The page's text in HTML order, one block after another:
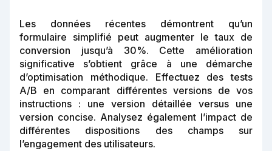
Les données récentes démontrent qu’un
formulaire simplifié peut augmenter le taux de
conversion jusqu’à 30%. Cette amélioration
significative s’obtient grâce à une démarche
d’optimisation méthodique. Effectuez des tests
A/B en comparant différentes versions de vos
instructions : une version détaillée versus une
version concise. Analysez également l’impact de
différentes dispositions des champs sur
l’engagement des utilisateurs.